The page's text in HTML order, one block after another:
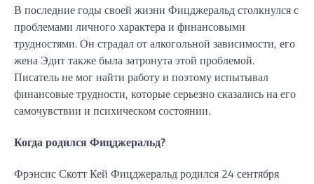
В последние годы своей жизни Фицджеральд столкнулся с
проблемами личного характера и финансовыми
трудностями. Он страдал от алкогольной зависимости, его
жена Эдит также была затронута этой проблемой.
Писатель не мог найти работу и поэтому испытывал
финансовые трудности, которые серьезно сказались на его
самочувствии и психическом состоянии.
Когда родился Фицджеральд?
Фрэнсис Скотт Кей Фицджеральд родился 24 сентября